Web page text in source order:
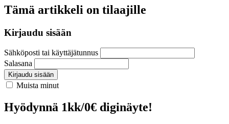
Tämä artikkeli on tilaajille
Kirjaudu sisään
Sähköposti tai käyttäjätunnus
Salasana
Kirjaudu sisään
Muista minut
Hyödynnä 1kk/0€ diginäyte!